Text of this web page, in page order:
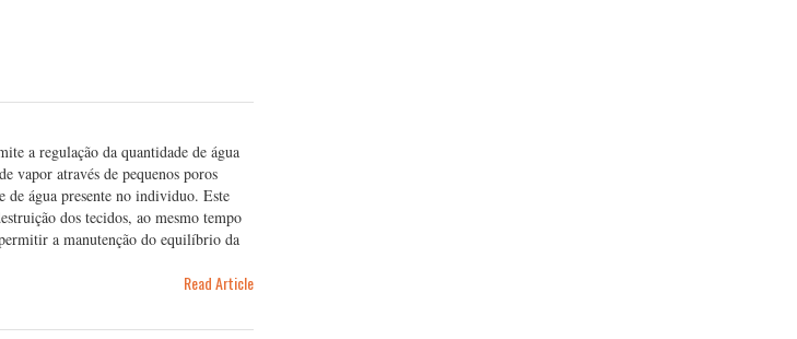
a regulação da quantidade de água
vapor através de pequenos poros
de água presente no individuo. Este
dos tecidos, ao mesmo tempo
a manutenção do equilíbrio da
Read Article